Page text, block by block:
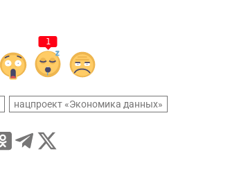
1
нацпроект «Экономика данных»